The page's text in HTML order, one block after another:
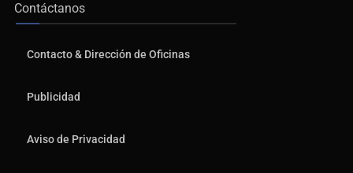
Contáctanos
Contacto & Dirección de Oficinas
Publicidad
Aviso de Privacidad